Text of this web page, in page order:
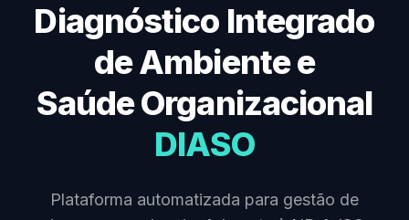
Diagnóstico Integrado
de Ambiente e
Saúde Organizacional
DIASO
Plataforma automatizada para gestão de